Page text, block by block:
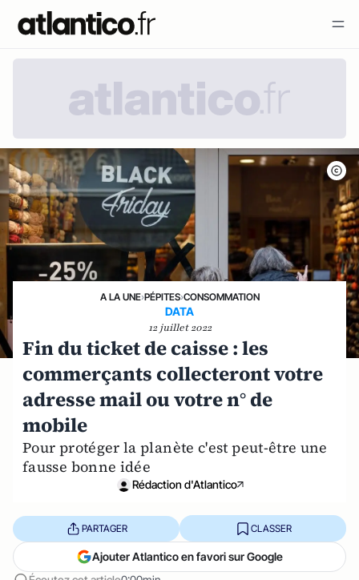
A LA UNE›PÉPITES›CONSOMMATION
DATA
12 juillet 2022
Fin du ticket de caisse : les
commerçants collecteront votre
adresse mail ou votre n° de
mobile
Pour protéger la planète c'est peut-être une
fausse bonne idée
Rédaction d'Atlantico
PARTAGER CLASSER
Ajouter Atlantico en favori sur Google